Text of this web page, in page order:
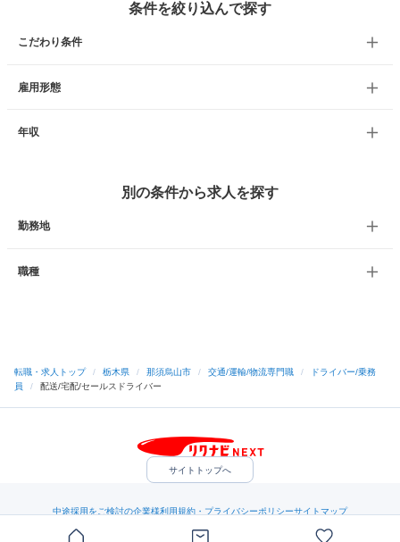
条件を絞り込んで探す
こだわり条件
雇用形態
年収
別の条件から求人を探す
勤務地
職種
転職・求人トップ / 栃木県 / 那須烏山市 / 交通/運輸/物流専門職 /
ドライバー/乗務
員
/ 配送/宅配/セールスドライバー
サイトトップへ
中途採用をご検討の企業様利用規約・プライバシーポリシーサイトマップ
（C）Indeed Inc.